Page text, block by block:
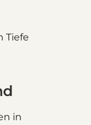
Tiefe
in